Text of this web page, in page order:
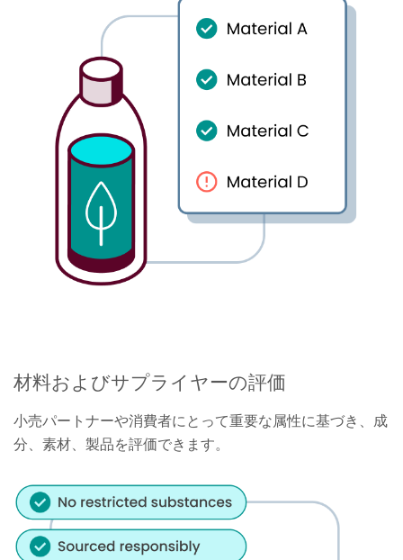
材料およびサプライヤーの評価
小売パートナーや消費者にとって重要な属性に基づき、成
分、素材、製品を評価できます。